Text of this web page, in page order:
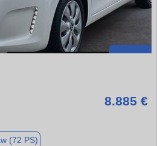
8.885 €
(72 PS)